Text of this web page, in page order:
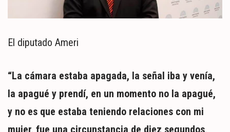
El diputado Ameri
“La cámara estaba apagada, la señal iba y venía,
la apagué y prendí, en un momento no la apagué,
y no es que estaba teniendo relaciones con mi